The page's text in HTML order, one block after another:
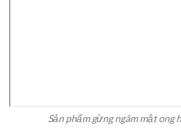
Sản phẩm gừng ngâm mật ong